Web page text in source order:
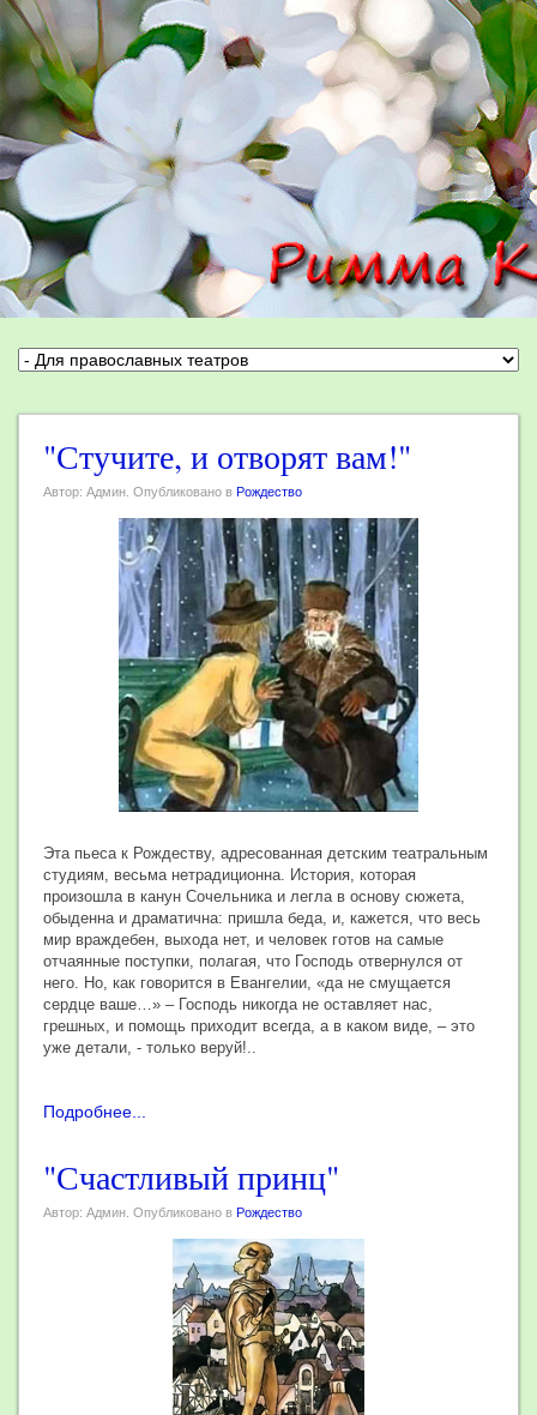
"Стучите, и отворят вам!"
Автор: Админ. Опубликовано в Рождество
Эта пьеса к Рождеству, адресованная детским театральным
студиям, весьма нетрадиционна. История, которая
произошла в канун Сочельника и легла в основу сюжета,
обыденна и драматична: пришла беда, и, кажется, что весь
мир враждебен, выхода нет, и человек готов на самые
отчаянные поступки, полагая, что Господь отвернулся от
него. Но, как говорится в Евангелии, «да не смущается
сердце ваше…» – Господь никогда не оставляет нас,
грешных, и помощь приходит всегда, а в каком виде, – это
уже детали, - только веруй!..
Подробнее...
"Счастливый принц"
Автор: Админ. Опубликовано в Рождество